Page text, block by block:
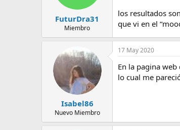
FuturDra31
Miembro
los resultados
que vi en el
Isabel86
Nuevo Miembro
17 May 2020
En la pagina
lo cual me